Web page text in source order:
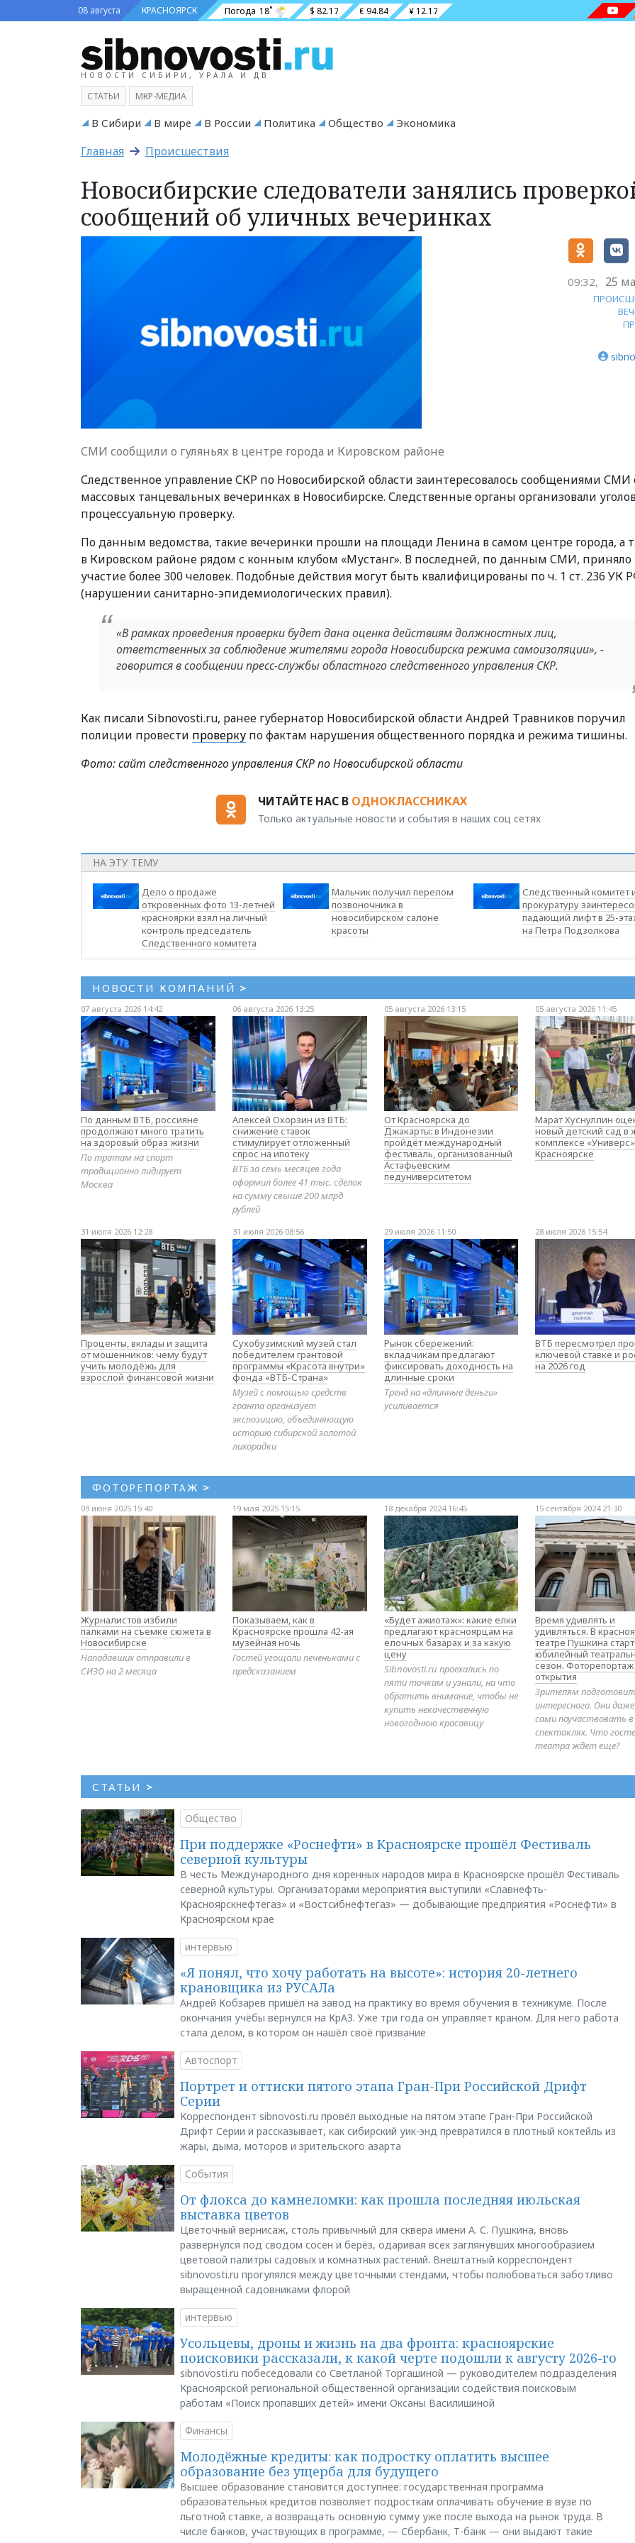
08 августа КРАСНОЯРСК Погода 18˚ $ 82.17 € 94.84 ¥ 12.17
НОВОСТИ СИБИРИ, УРАЛА И ДВ
СТАТЬИ МКР-МЕДИА
В Сибири В мире В России Политика Общество Экономика
Главная Происшествия
Новосибирские следователи занялись
сообщений об уличных вечеринках
09:32, 25
СМИ сообщили о гуляньях в центре города и Кировском районе
Следственное управление СКР по Новосибирской области заинтересовалось сообщениями СМИ
массовых танцевальных вечеринках в Новосибирске. Следственные органы организовали
процессуальную проверку.
По данным ведомства, такие вечеринки прошли на площади Ленина в самом центре города, а
в Кировском районе рядом с конным клубом «Мустанг». В последней, по данным СМИ, приняло
участие более 300 человек. Подобные действия могут быть квалифицированы по ч. 1 ст. 236 УК
(нарушении санитарно-эпидемиологических правил).
«В рамках проведения проверки будет дана оценка действиям должностных лиц,
ответственных за соблюдение жителями города Новосибирска режима самоизоляции», -
говорится в сообщении пресс-службы областного следственного управления СКР.
Как писали Sibnovosti.ru, ранее губернатор Новосибирской области Андрей Травников поручил
полиции провести проверку по фактам нарушения общественного порядка и режима тишины.
Фото: сайт следственного управления СКР по Новосибирской области
ЧИТАЙТЕ НАС В ОДНОКЛАССНИКАХ
Только актуальные новости и события в наших соц сетях
НА ЭТУ ТЕМУ
Дело о продаже
откровенных фото 13-летней
красноярки взял на личный
контроль председатель
Следственного комитета
Мальчик получил перелом
позвоночника в
новосибирском салоне
красоты
Следственный комитет
прокуратуру
падающий лифт в 25-
на Петра Подзолкова
НОВОСТИ КОМПАНИЙ >
07 августа 2026 14:42
По данным ВТБ, россияне
продолжают много тратить
на здоровый образ жизни
По тратам на спорт
традиционно лидирует
Москва
06 августа 2026 13:25
Алексей Охорзин из ВТБ:
снижение ставок
стимулирует отложенный
спрос на ипотеку
ВТБ за семь месяцев года
оформил более 41 тыс. сделок
на сумму свыше 200 млрд
рублей
05 августа 2026 13:15
От Красноярска до
Джакарты: в Индонезии
пройдёт международный
фестиваль, организованный
Астафьевским
педуниверситетом
05 августа 2026 11:45
Марат Хуснуллин
новый детский сад в
комплексе
Красноярске
31 июля 2026 12:28
Проценты, вклады и защита
от мошенников: чему будут
учить молодёжь для
взрослой финансовой жизни
31 июля 2026 08:56
Сухобузимский музей стал
победителем грантовой
программы «Красота внутри»
фонда «ВТБ-Страна»
Музей с помощью средств
гранта организует
экспозицию, объединяющую
историю сибирской золотой
лихорадки
29 июля 2026 11:50
Рынок сбережений:
вкладчикам предлагают
фиксировать доходность на
длинные сроки
Тренд на «длинные деньги»
усиливается
28 июля 2026 15:54
ВТБ пересмотрел
ключевой ставке и
на 2026 год
ФОТОРЕПОРТАЖ >
09 июня 2025 15:40
Журналистов избили
палками на съемке сюжета в
Новосибирске
Нападавших отправили в
СИЗО на 2 месяца
19 мая 2025 15:15
Показываем, как в
Красноярске прошла 42-ая
музейная ночь
Гостей угощали печеньками с
предсказанием
18 декабря 2024 16:45
«Будет ажиотаж»: какие елки
предлагают красноярцам на
елочных базарах и за какую
цену
Sibnovosti.ru проехались по
пяти точкам и узнали, на что
обратить внимание, чтобы не
купить некачественную
новогоднюю красавицу
15 сентября 2024 21:30
Время удивлять и
удивляться. В
театре Пушкина
юбилейный
сезон. Фоторепортаж
открытия
Зрителям
интересного. Они
сами поучаствовать в
спектаклях. Что
театра ждет еще?
СТАТЬИ >
Общество
При поддержке «Роснефти» в Красноярске прошёл Фестиваль
северной культуры
В честь Международного дня коренных народов мира в Красноярске прошёл Фестиваль
северной культуры. Организаторами мероприятия выступили «Славнефть-
Красноярскнефтегаз» и «Востсибнефтегаз» — добывающие предприятия «Роснефти» в
Красноярском крае
интервью
«Я понял, что хочу работать на высоте»: история 20-летнего
крановщика из РУСАЛа
Андрей Кобзарев пришёл на завод на практику во время обучения в техникуме. После
окончания учёбы вернулся на КрАЗ. Уже три года он управляет краном. Для него работа
стала делом, в котором он нашёл своё призвание
Автоспорт
Портрет и оттиски пятого этапа Гран-При Российской Дрифт
Серии
Корреспондент sibnovosti.ru провёл выходные на пятом этапе Гран-При Российской
Дрифт Серии и рассказывает, как сибирский уик-энд превратился в плотный коктейль из
жары, дыма, моторов и зрительского азарта
События
От флокса до камнеломки: как прошла последняя июльская
выставка цветов
Цветочный вернисаж, столь привычный для сквера имени А. С. Пушкина, вновь
развернулся под сводом сосен и берёз, одаривая всех заглянувших многообразием
цветовой палитры садовых и комнатных растений. Внештатный корреспондент
sibnovosti.ru прогулялся между цветочными стендами, чтобы полюбоваться заботливо
выращенной садовниками флорой
интервью
Усольцевы, дроны и жизнь на два фронта: красноярские
поисковики рассказали, к какой черте подошли к августу 2026-го
sibnovosti.ru побеседовали со Светланой Торгашиной — руководителем подразделения
Красноярской региональной общественной организации содействия поисковым
работам «Поиск пропавших детей» имени Оксаны Василишиной
Финансы
Молодёжные кредиты: как подростку оплатить высшее
образование без ущерба для будущего
Высшее образование становится доступнее: государственная программа
образовательных кредитов позволяет подросткам оплачивать обучение в вузе по
льготной ставке, а возвращать основную сумму уже после выхода на рынок труда. В
числе банков, участвующих в программе, — Сбербанк, Т-банк — они выдают такие